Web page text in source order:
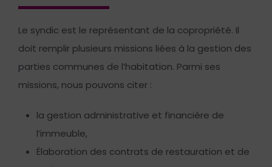
Le syndic est le représentant de la copropriété. Il
doit remplir plusieurs missions liées à la gestion des
parties communes de l’habitation. Parmi ses
missions, nous pouvons citer :
la gestion administrative et financière de
l’immeuble,
Élaboration des contrats de restauration et de